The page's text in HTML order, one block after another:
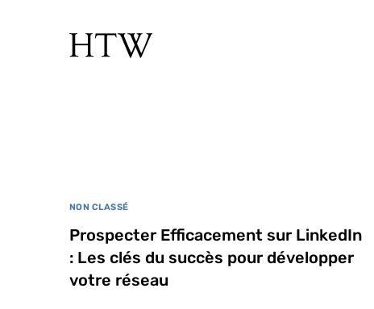
NON CLASSÉ
Prospecter Efficacement sur LinkedIn
: Les clés du succès pour développer
votre réseau